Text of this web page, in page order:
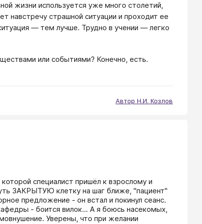
жизни используется уже много столетий,
навстречу страшной ситуации и проходит ее
— тем лучше. Трудно в учении — легко
или событиями? Конечно, есть.
Автор Н.И. Козлов
специалист пришёл к взрослому и
ЗАКРЫТУЮ клетку на шаг ближе, "пациент"
предложение - он встал и покинул сеанс.
- боится вилок... А я боюсь насекомых,
Уверены, что при желании